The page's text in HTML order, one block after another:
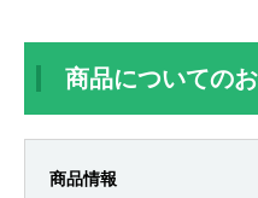
商品についての
商品情報